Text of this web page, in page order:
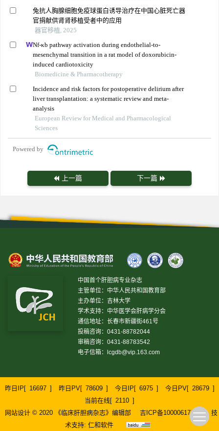
兔抗人胸腺细胞免疫球蛋白诱导治疗在中国心脏死亡器
官捐献供肾肾移植受者中的应用
器官移植, 2025
Nf-κb pathway activation during endothelial-to-
mesenchymal transition in a rat model of doxorubicin-
induced cardiotoxicity
Biomedicine & Pharmacotherapy
Incidence and risk factors for postoperative delirium after
liver transplantation: a systematic review and meta-
analysis
European Review for Medical and Pharmacological
Sciences
Powered by
上一篇 下一篇
中国首个肝胆病专业杂志
主管单位：中华人民共和国教育部
主办单位：吉林大学
学术支持：中华医学会肝病学分会
通信地址：长春市新疆街461号
投稿咨询：0431-88782044
审稿咨询：0431-88783542
电子信箱：
lcgdb@vip.163.com
昨日IP[ 16697 ] 昨日PV[ 78609 ] 今日IP[ 6975 ] 今日PV[ 28679 ]
当前在线[ 2110 ]
网站设计 © 2020 《临床肝胆病杂志》编辑部
吉ICP备10000617号-1
技
术支持: 仁和软件